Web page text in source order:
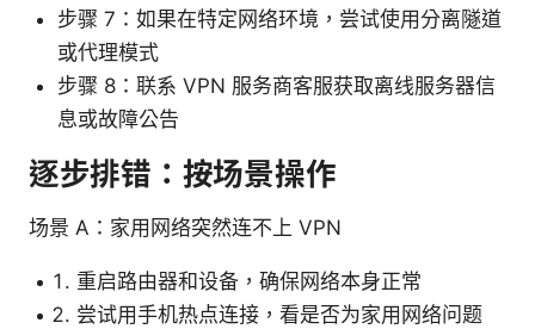
步骤 7：如果在特定网络环境，尝试使用分离隧道
或代理模式
步骤 8：联系 VPN 服务商客服获取离线服务器信
息或故障公告
逐步排错：按场景操作
场景 A：家用网络突然连不上 VPN
重启路由器和设备，确保网络本身正常
尝试用手机热点连接，看是否为家用网络问题